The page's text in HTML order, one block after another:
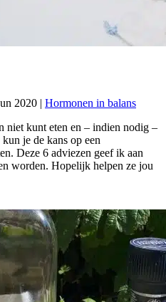
2020 | Hormonen in balans
niet kunt eten en – indien nodig –
je de kans op een
Deze 6 adviezen geef ik aan
worden. Hopelijk helpen ze jou